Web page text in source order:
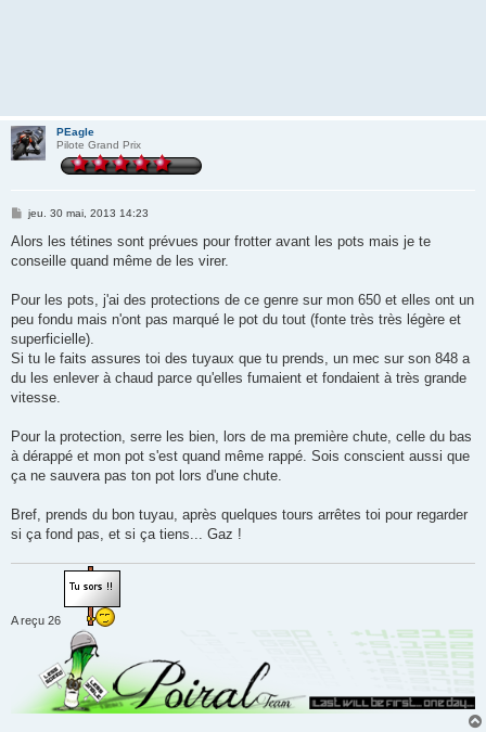
PEagle
Pilote Grand Prix
M
s
a
jeu. 30 mai, 2013 14:23
Alors les tétines sont prévues pour frotter avant les pots mais je te
conseille quand même de les virer.
Pour les pots, j'ai des protections de ce genre sur mon 650 et elles ont un
peu fondu mais n'ont pas marqué le pot du tout (fonte très très légère et
superficielle).
Si tu le faits assures toi des tuyaux que tu prends, un mec sur son 848 a
du les enlever à chaud parce qu'elles fumaient et fondaient à très grande
vitesse.
Pour la protection, serre les bien, lors de ma première chute, celle du bas
à dérappé et mon pot s'est quand même rappé. Sois conscient aussi que
ça ne sauvera pas ton pot lors d'une chute.
Bref, prends du bon tuyau, après quelques tours arrêtes toi pour regarder
si ça fond pas, et si ça tiens... Gaz !
A reçu 26